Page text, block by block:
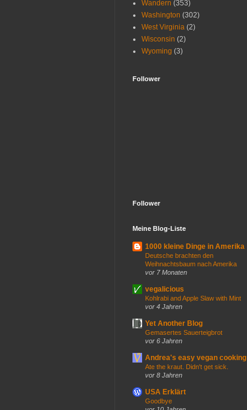
Wandern (353)
Washington (302)
West Virginia (2)
Wisconsin (2)
Wyoming (3)
Follower
Follower
Meine Blog-Liste
1000 kleine Dinge in Amerika
Deutsche brachten den
Weihnachtsbaum nach Amerika
vor 7 Monaten
vegalicious
Kohlrabi and Apple Slaw with Mint
vor 4 Jahren
Yet Another Blog
Gemasertes Sauerteigbrot
vor 6 Jahren
Andrea's easy vegan cooking
Ate the kraut. Didn't get sick.
vor 8 Jahren
USA Erklärt
Goodbye